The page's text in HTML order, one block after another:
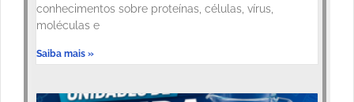
conhecimentos sobre proteínas, células, vírus,
moléculas e
Saiba mais »